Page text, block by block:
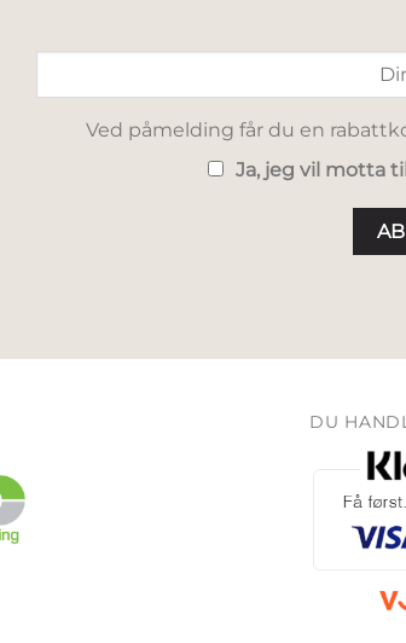
Ved påmelding får du en
Ja, jeg vil motta
DU